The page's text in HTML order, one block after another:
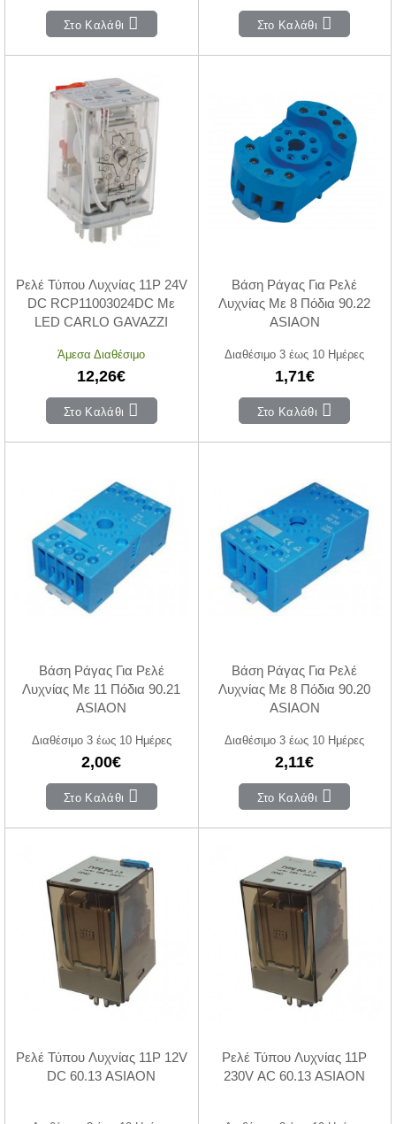
Στο Καλάθι Στο Καλάθι
Ρελέ Τύπου Λυχνίας 11P 24V
DC RCP11003024DC Με
LED CARLO GAVAZZI
Άμεσα Διαθέσιμο
12,26€
Στο Καλάθι
Βάση Ράγας Για Ρελέ
Λυχνίας Με 8 Πόδια 90.22
ASIAON
Διαθέσιμο 3 έως 10 Ημέρες
1,71€
Στο Καλάθι
Βάση Ράγας Για Ρελέ
Λυχνίας Με 11 Πόδια 90.21
ASIAON
Διαθέσιμο 3 έως 10 Ημέρες
2,00€
Στο Καλάθι
Βάση Ράγας Για Ρελέ
Λυχνίας Με 8 Πόδια 90.20
ASIAON
Διαθέσιμο 3 έως 10 Ημέρες
2,11€
Στο Καλάθι
Ρελέ Τύπου Λυχνίας 11P 12V
DC 60.13 ASIAON
Ρελέ Τύπου Λυχνίας 11P
230V AC 60.13 ASIAON